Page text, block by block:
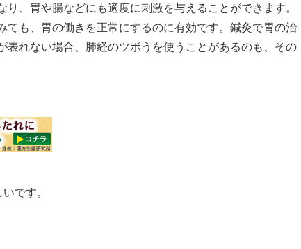
、胃や腸などにも適度に刺激を与えることができます。
ても、胃の働きを正常にするのに有効です。鍼灸で胃の治
表れない場合、肺経のツボうを使うことがあるのも、その
です。